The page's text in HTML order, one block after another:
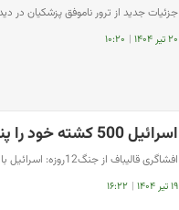
جزئیات جدید از ترور ناموفق پزشکیان در
۲۰ تیر ۱۴۰۴ | ۱۰:۲۰
اسرائیل 500 کشته خود را پنهان می کند
افشاگری قالیباف از جنگ12روزه: اسرائیل بالای 500 کشته داد
۱۹ تیر ۱۴۰۴ | ۱۶:۲۲